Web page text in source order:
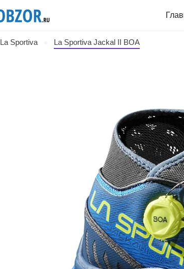
La Sportiva La Sportiva Jackal II BOA